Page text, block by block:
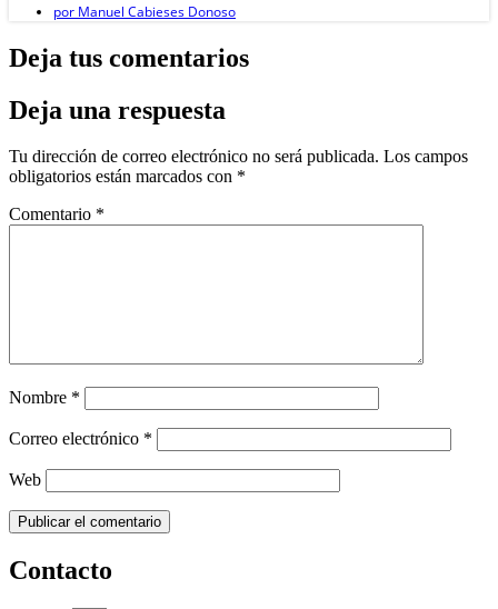
por Manuel Cabieses Donoso
Deja tus comentarios
Deja una respuesta
Tu dirección de correo electrónico no será publicada. Los campos
obligatorios están marcados con *
Comentario *
Nombre *
Correo electrónico *
Web
Contacto